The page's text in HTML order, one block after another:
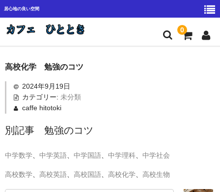
居心地の良い空間
0
カフェひととき
高校化学 勉強のコツ
2024年9月19日
カテゴリー: 未分類
caffe hitotoki
別記事 勉強のコツ
中学数学、 中学英語、 中学国語、 中学理科、 中学社会
高校数学、 高校英語、 高校国語、 高校化学、 高校生物